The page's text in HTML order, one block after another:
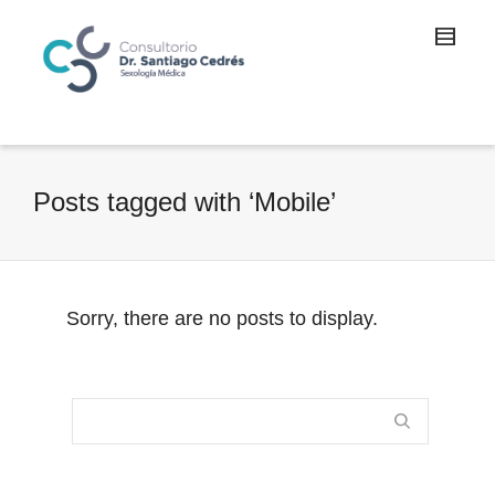
Posts tagged with ‘Mobile’
Sorry, there are no posts to display.